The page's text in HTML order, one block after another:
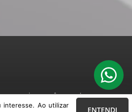
serviços, você concorda com nossa
interesse. Ao utilizar
ENTENDI